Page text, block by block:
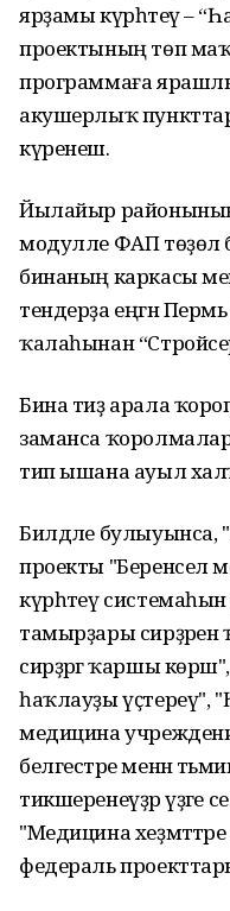
ярҙамы күрһәтеү –
проектының төп
программаға ярашлы
акушерлыҡ
күренеш.
Йылайыр
модулле ФАП төҙөлә
бинаның каркасы
тендерҙа еңгән
ҡалаһынан
Бина тиҙ арала
заманса
тип ышана ауыл
Билдәле
проекты "Беренсел
күрһәтеү
тамырҙары
сирҙәргә ҡаршы
һаҡлауҙы үҫтереү",
медицина
белгестәре менән
тикшеренеүҙәр үҙәге
"Медицина
федераль